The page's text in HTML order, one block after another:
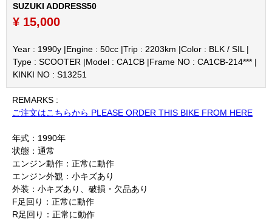
SUZUKI ADDRESS50
¥ 15,000
Year : 1990y |Engine : 50cc |Trip : 2203km |Color : BLK / SIL |
Type : SCOOTER |Model : CA1CB |Frame NO : CA1CB-214*** |
KINKI NO : S13251
REMARKS :
ご注文はこちらから PLEASE ORDER THIS BIKE FROM HERE
年式：1990年
状態：通常
エンジン動作：正常に動作
エンジン外観：小キズあり
外装：小キズあり、破損・欠品あり
F足回り：正常に動作
R足回り：正常に動作